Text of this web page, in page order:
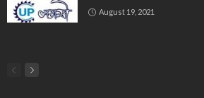
August 19, 2021